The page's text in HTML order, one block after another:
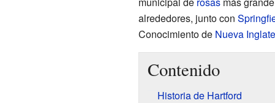
alrededores, junto con
Conocimiento de Nueva
Contenido
Historia de Hartford